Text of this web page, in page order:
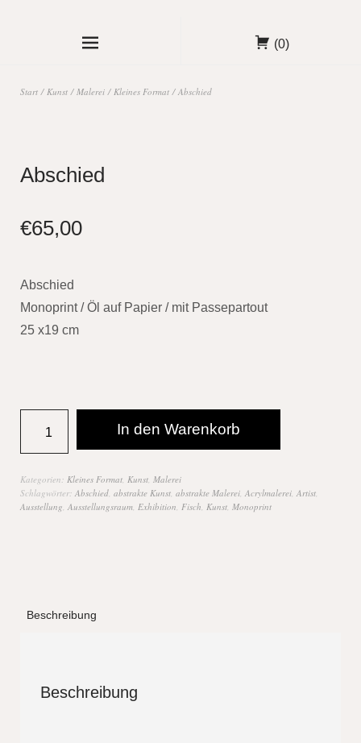
(0)
Start / Kunst / Malerei / Kleines Format / Abschied
Abschied
€65,00
Abschied
Monoprint / Öl auf Papier / mit Passepartout
25 x19 cm
In den Warenkorb
Kategorien: Kleines Format, Kunst, Malerei
Schlagwörter: Abschied, abstrakte Kunst, abstrakte Malerei, Acrylmalerei, Artist,
Ausstellung, Ausstellungsraum, Exhibition, Fisch, Kunst, Monoprint
Beschreibung
Beschreibung